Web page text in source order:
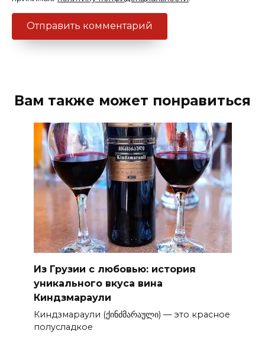
Вам также может понравиться
Из Грузии с любовью: история
уникального вкуса вина
Киндзмараули
Киндзмараули (ქინძმარაული) — это красное
полусладкое